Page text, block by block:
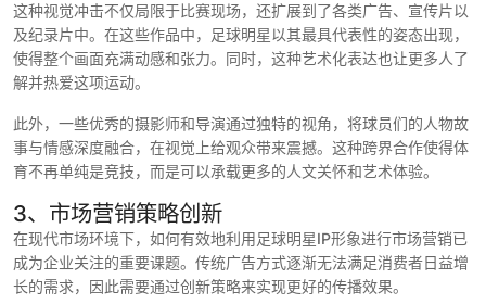
这种视觉冲击不仅局限于比赛现场，还扩展到了各类广告、宣传片以
及纪录片中。在这些作品中，足球明星以其最具代表性的姿态出现，
使得整个画面充满动感和张力。同时，这种艺术化表达也让更多人了
解并热爱这项运动。
此外，一些优秀的摄影师和导演通过独特的视角，将球员们的人物故
事与情感深度融合，在视觉上给观众带来震撼。这种跨界合作使得体
育不再单纯是竞技，而是可以承载更多的人文关怀和艺术体验。
3、市场营销策略创新
在现代市场环境下，如何有效地利用足球明星IP形象进行市场营销已
成为企业关注的重要课题。传统广告方式逐渐无法满足消费者日益增
长的需求，因此需要通过创新策略来实现更好的传播效果。